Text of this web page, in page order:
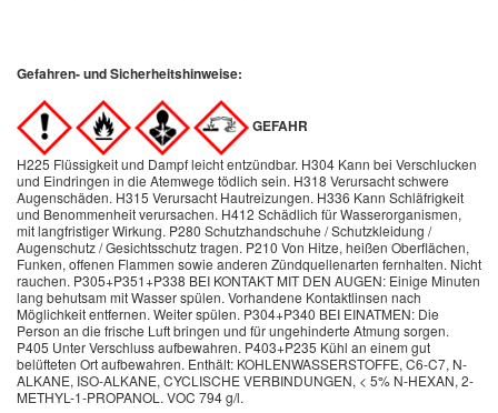
Gefahren- und Sicherheitshinweise:
GEFAHR
H225 Flüssigkeit und Dampf leicht entzündbar. H304 Kann bei Verschlucken
und Eindringen in die Atemwege tödlich sein. H318 Verursacht schwere
Augenschäden. H315 Verursacht Hautreizungen. H336 Kann Schläfrigkeit
und Benommenheit verursachen. H412 Schädlich für Wasserorganismen,
mit langfristiger Wirkung. P280 Schutzhandschuhe / Schutzkleidung /
Augenschutz / Gesichtsschutz tragen. P210 Von Hitze, heißen Oberflächen,
Funken, offenen Flammen sowie anderen Zündquellenarten fernhalten. Nicht
rauchen. P305+P351+P338 BEI KONTAKT MIT DEN AUGEN: Einige Minuten
lang behutsam mit Wasser spülen. Vorhandene Kontaktlinsen nach
Möglichkeit entfernen. Weiter spülen. P304+P340 BEI EINATMEN: Die
Person an die frische Luft bringen und für ungehinderte Atmung sorgen.
P405 Unter Verschluss aufbewahren. P403+P235 Kühl an einem gut
belüfteten Ort aufbewahren. Enthält: KOHLENWASSERSTOFFE, C6-C7, N-
ALKANE, ISO-ALKANE, CYCLISCHE VERBINDUNGEN, < 5% N-HEXAN, 2-
METHYL-1-PROPANOL. VOC 794 g/l.